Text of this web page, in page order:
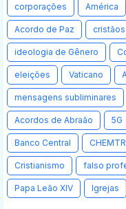
corporações América
Acordo de Paz cristãos
ideologia de Gênero
eleições Vaticano
mensagens subliminares
Acordos de Abraão 5G
Banco Central
Cristianismo falso
Papa Leão XIV Igrejas